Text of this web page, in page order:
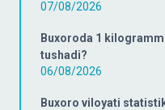
07/08/2026
Buxoroda 1
tushadi?
06/08/2026
Buxoro viloyati